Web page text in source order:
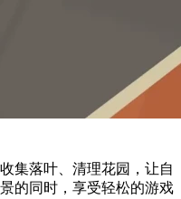
集落叶、清理花园，让自
的同时，享受轻松的游戏